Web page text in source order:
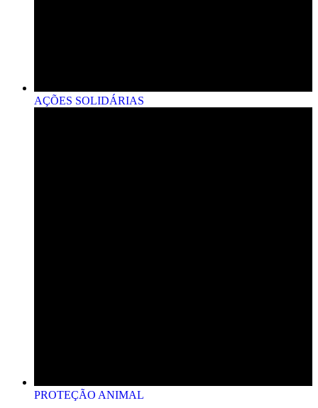
AÇÕES SOLIDÁRIAS
PROTEÇÃO ANIMAL